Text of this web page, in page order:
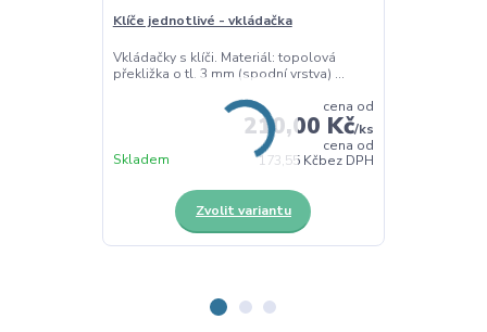
Klíče jednotlivé - vkládačka
Vkládačky s klíči. Materiál: topolová
překližka o tl. 3 mm (spodní vrstva) ...
cena od
210,00 Kč/ks
cena od
173,55 Kčbez DPH
Skladem
Zvolit variantu